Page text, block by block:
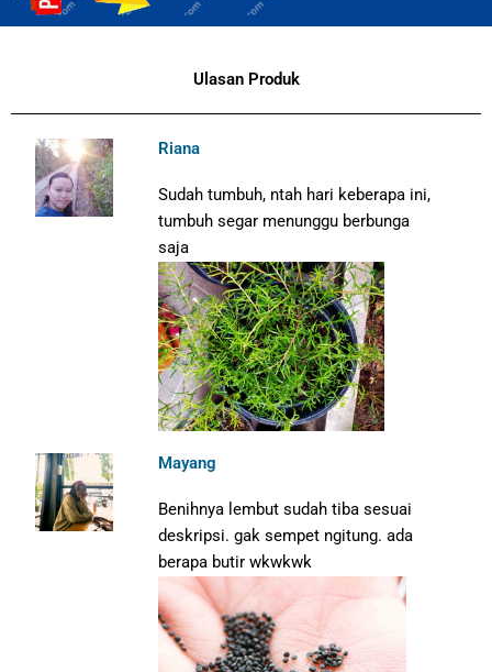
Ulasan Produk
Riana
Sudah tumbuh, ntah hari keberapa ini,
tumbuh segar menunggu berbunga
saja
Mayang
Benihnya lembut sudah tiba sesuai
deskripsi. gak sempet ngitung. ada
berapa butir wkwkwk